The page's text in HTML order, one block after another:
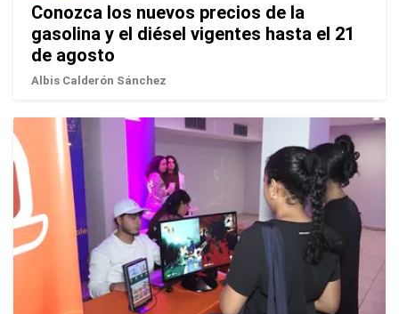
Conozca los nuevos precios de la
gasolina y el diésel vigentes hasta el 21
de agosto
Albis Calderón Sánchez